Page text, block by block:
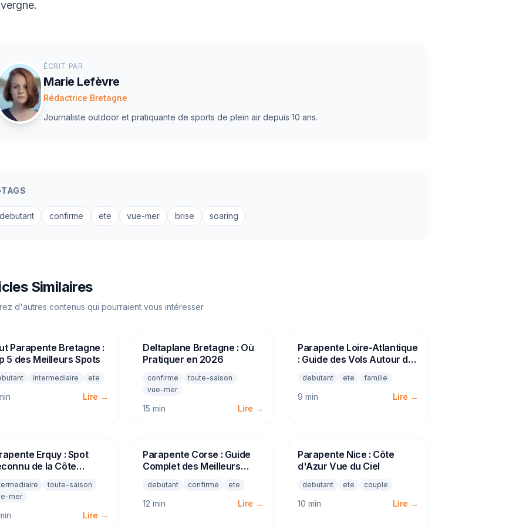
ÉCRIT PAR
Marie Lefèvre
Rédactrice Bretagne
Journaliste outdoor et pratiquante de sports de plein air depuis 10 ans.
TAGS
debutant confirme ete vue-mer brise soaring
Similaires
d'autres contenus qui pourraient vous intéresser
Parapente Bretagne :
5 des Meilleurs Spots
intermediaire ete
Lire →
PARAPENTE
Deltaplane Bretagne : Où
Pratiquer en 2026
confirme
toute-saison
vue-mer
15 min Lire →
PARAPENTE
Parapente Loire-Atlantique
: Guide des Vols Autour de
debutant ete famille
9 min Lire →
Erquy : Spot
de la Côte
toute-saison
mer
Lire →
PARAPENTE
Parapente Corse : Guide
Complet des Meilleurs
debutant confirme ete
12 min Lire →
PARAPENTE
Parapente Nice : Côte
d'Azur Vue du Ciel
debutant ete couple
10 min Lire →